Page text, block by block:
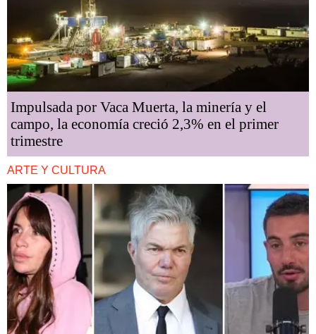
Impulsada por Vaca Muerta, la minería y el
campo, la economía creció 2,3% en el primer
trimestre
ARTE Y CULTURA